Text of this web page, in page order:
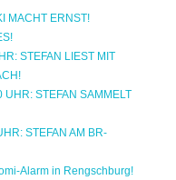
MACHT ERNST!
STEFAN LIEST MIT
STEFAN SAMMELT
STEFAN AM BR-
Alarm in Rengschburg!